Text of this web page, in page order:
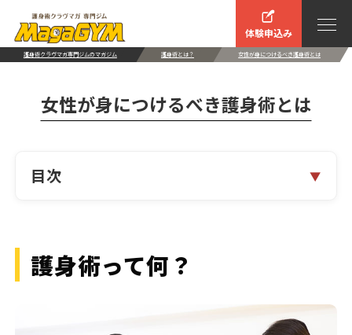
体験申込み
護身術クラヴマガ専門ジムのマガジム 護身術とは？ 女性が身につけるべき護身術とは
女性が身につけるべき護身術とは
目次
護身術って何？